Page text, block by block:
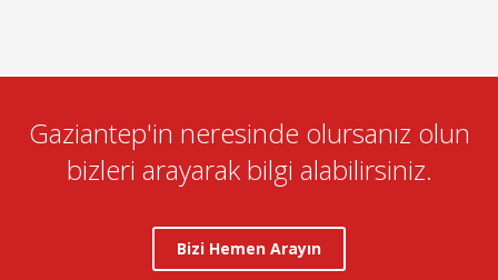
Gaziantep'in neresinde olursanız olun
bizleri arayarak bilgi alabilirsiniz.
Bizi Hemen Arayın